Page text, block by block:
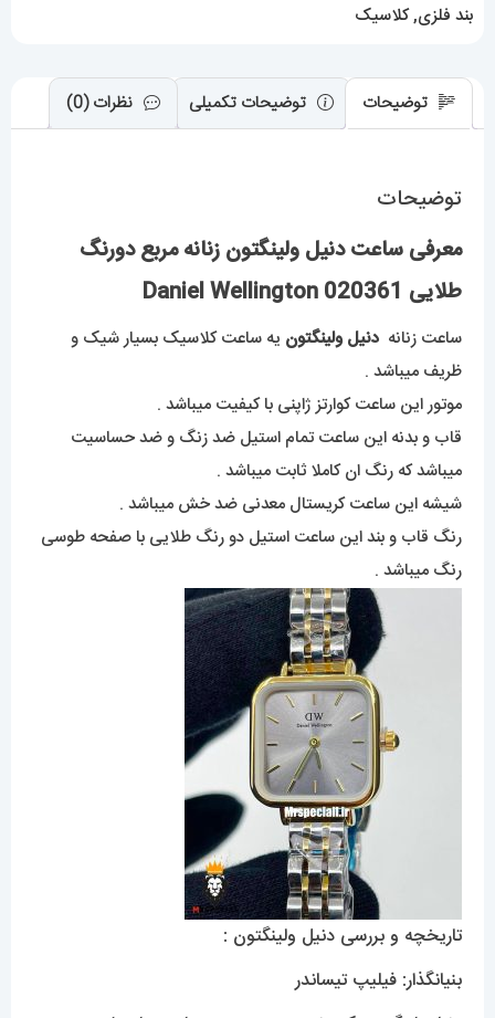
عدد
بند فلزی,کلاسیک
توضیحات توضیحات تکمیلی نظرات (0)
توضیحات
معرفی ساعت دنیل ولینگتون زنانه مربع دورنگ
طلایی Daniel Wellington 020361
ساعت زنانه دنیل ولینگتون یه ساعت کلاسیک بسیار شیک و
ظریف میباشد .
موتور این ساعت کوارتز ژاپنی با کیفیت میباشد .
قاب و بدنه این ساعت تمام استیل ضد زنگ و ضد حساسیت
میباشد که رنگ ان کاملا ثابت میباشد .
شیشه این ساعت کریستال معدنی ضد خش میباشد .
رنگ قاب و بند این ساعت استیل دو رنگ طلایی با صفحه طوسی
رنگ میباشد .
تاریخچه و بررسی دنیل ولینگتون :
بنیانگذار: فیلیپ تیساندر